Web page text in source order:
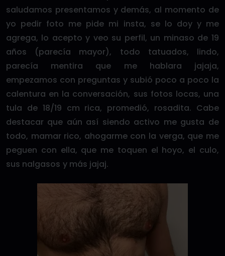
saludamos presentamos y demás, al momento de
yo pedir foto me pide mi insta, se lo doy y me
agrega, lo acepto y veo su perfil, un minaso de 19
años (parecía mayor), todo tatuados, lindo,
parecía mentira que me hablara jajaja,
empezamos con preguntas y subió poco a poco la
calentura en la conversación, sus fotos locas, una
tula de 18/19 cm rica, promedió, rosadita. Cabe
destacar que aún así siendo activo me gusta de
todo, mamar rico, ahogarme con la verga, que me
peguen con ella, que me toquen el hoyo, el culo,
sus nalgasos y más jajaj.